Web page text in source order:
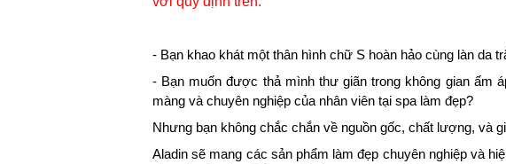
- Bạn khao khát một thân hình chữ S hoàn hảo cùng làn da
- Bạn muốn được thả mình thư giãn trong không gian ấm
màng và chuyên nghiệp của nhân viên tại spa làm đẹp?
Nhưng bạn không chắc chắn về nguồn gốc, chất lượng, và
Aladin sẽ mang các sản phẩm làm đẹp chuyên nghiệp và